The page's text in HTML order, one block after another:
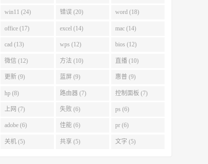
win11 (24) 错误 (20) word (18)
office (17) excel (14) mac (14)
cad (13) wps (12) bios (12)
微信 (12) 方法 (10) 直播 (10)
更新 (9) 蓝屏 (9) 惠普 (9)
hp (8) 路由器 (7) 控制面板 (7)
上网 (7) 失败 (6) ps (6)
adobe (6) 佳能 (6) pr (6)
关机 (5) 共享 (5) 文字 (5)